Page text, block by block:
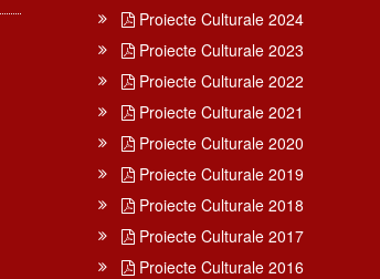
Proiecte Culturale 2024
Proiecte Culturale 2023
Proiecte Culturale 2022
Proiecte Culturale 2021
Proiecte Culturale 2020
Proiecte Culturale 2019
Proiecte Culturale 2018
Proiecte Culturale 2017
Proiecte Culturale 2016